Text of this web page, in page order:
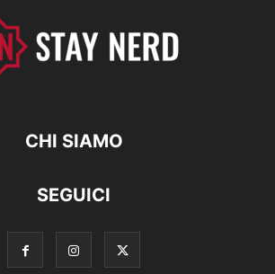
CHI SIAMO
SEGUICI